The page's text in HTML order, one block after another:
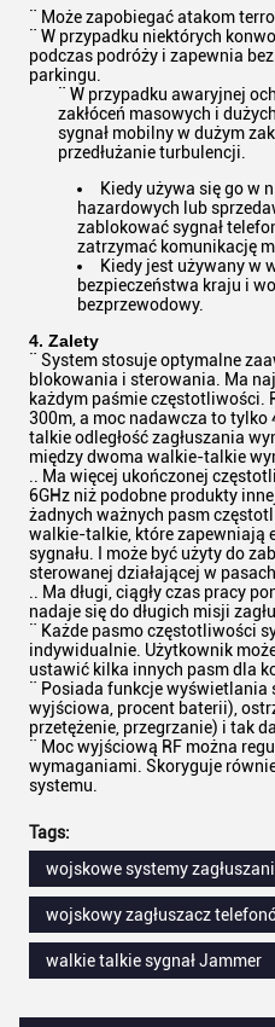
¨ Może zapobiegać atakom
¨ W przypadku niektórych
podczas podróży i zapewnia
parkingu.
¨ W przypadku awaryjnej
zakłóceń masowych i
sygnał mobilny w dużym
przedłużanie turbulencji.
Kiedy używa się go w
hazardowych lub
zablokować sygnał
zatrzymać komunikację
Kiedy jest używany w
bezpieczeństwa kraju i
bezprzewodowy.
4. Zalety
¨ System stosuje optymalne
blokowania i sterowania. Ma
każdym paśmie częstotliwości.
300m, a moc nadawcza to tylko
talkie odległość zagłuszania
między dwoma walkie-talkie
.. Ma więcej ukończonej
6GHz niż podobne produkty
żadnych ważnych pasm
walkie-talkie, które zapewniają
sygnału. I może być użyty do
sterowanej działającej w
.. Ma długi, ciągły czas pracy
nadaje się do długich misji
¨ Każde pasmo częstotliwości
indywidualnie. Użytkownik
ustawić kilka innych pasm dla
¨ Posiada funkcje wyświetlania
wyjściowa, procent baterii),
przetężenie, przegrzanie) i tak
¨ Moc wyjściową RF można
wymaganiami. Skoryguje
systemu.
Tags:
wojskowe systemy
wojskowy zagłuszacz
walkie talkie sygnał Jammer